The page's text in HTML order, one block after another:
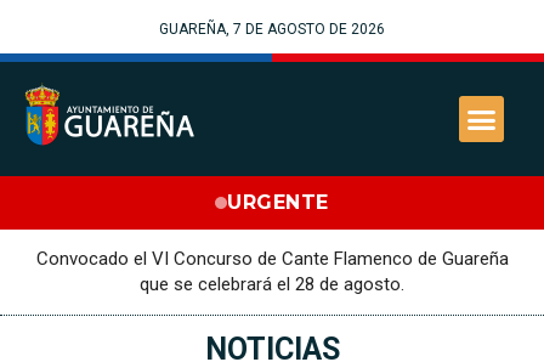
GUAREÑA, 7 DE AGOSTO DE 2026
URGENTE
Convocado el VI Concurso de Cante Flamenco de Guareña
que se celebrará el 28 de agosto.
NOTICIAS